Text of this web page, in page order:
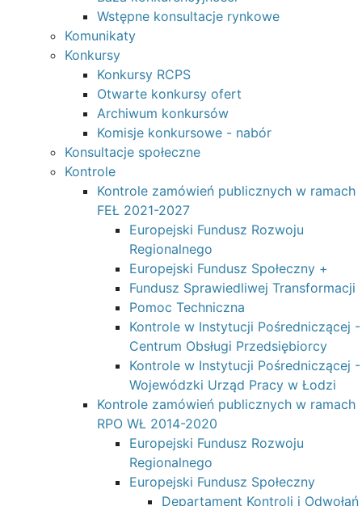
Wstępne konsultacje rynkowe
Komunikaty
Konkursy
Konkursy RCPS
Otwarte konkursy ofert
Archiwum konkursów
Komisje konkursowe - nabór
Konsultacje społeczne
Kontrole
Kontrole zamówień publicznych w ramach
FEŁ 2021-2027
Europejski Fundusz Rozwoju
Regionalnego
Europejski Fundusz Społeczny +
Fundusz Sprawiedliwej Transformacji
Pomoc Techniczna
Kontrole w Instytucji Pośredniczącej -
Centrum Obsługi Przedsiębiorcy
Kontrole w Instytucji Pośredniczącej -
Wojewódzki Urząd Pracy w Łodzi
Kontrole zamówień publicznych w ramach
RPO WŁ 2014-2020
Europejski Fundusz Rozwoju
Regionalnego
Europejski Fundusz Społeczny
Departament Kontroli i Odwołań